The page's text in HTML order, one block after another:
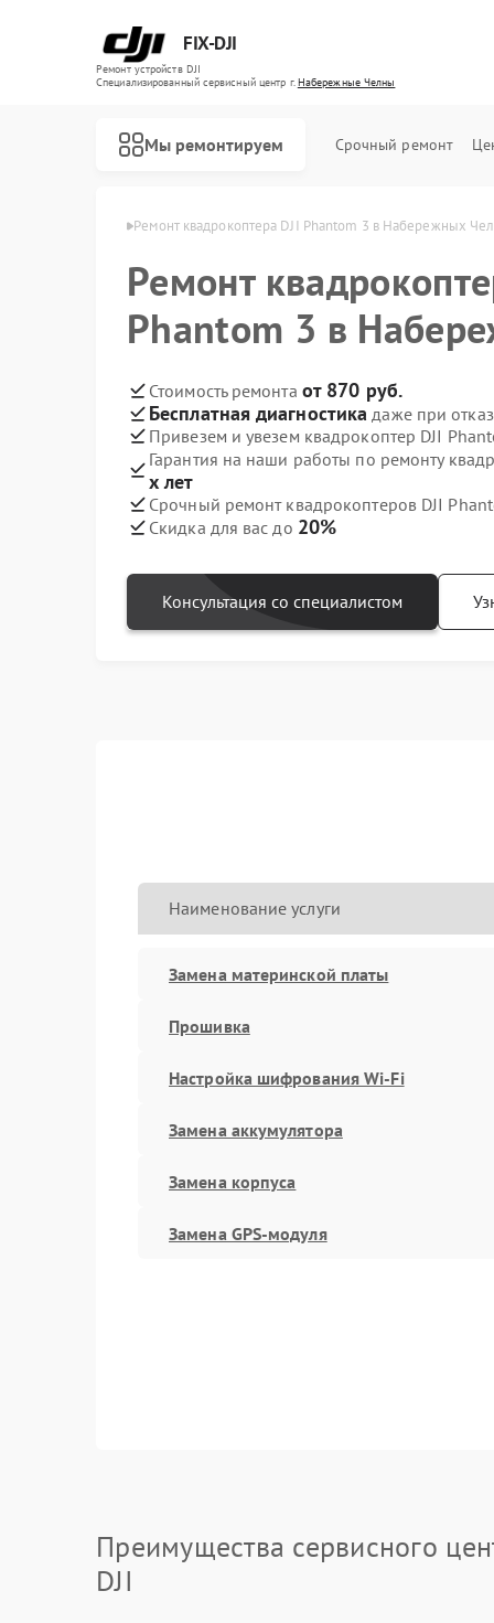
FIX-DJI
Ремонт устройств DJI
Специализированный cервисный центр г.Набережные Челны
Мы ремонтируем Срочный ремонт
Челнах Ремонт квадрокоптера DJI Phantom 3 в Набережных
Ремонт
Phantom 3 в
Стоимость ремонта от 870 руб.
Бесплатная диагностика даже при
Привезем и увезем квадрокоптер DJI
Гарантия на наши работы по ремонту
х лет
Срочный ремонт квадрокоптеров DJI
Скидка для вас до 20%
Консультация со специалистом
Наименование услуги
Замена материнской платы
Прошивка
Настройка шифрования Wi-Fi
Замена аккумулятора
Замена корпуса
Замена GPS-модуля
Преимущества сервисного
DJI